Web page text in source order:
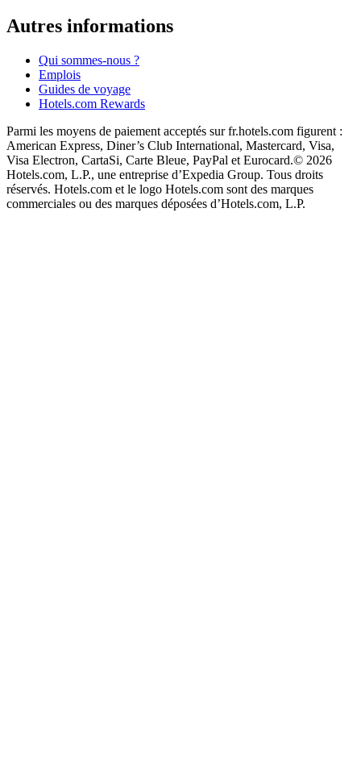
Autres informations
Qui sommes-nous ?
Emplois
Guides de voyage
Hotels.com Rewards
Parmi les moyens de paiement acceptés sur fr.hotels.com figurent :
American Express, Diner’s Club International, Mastercard, Visa,
Visa Electron, CartaSi, Carte Bleue, PayPal et Eurocard.© 2026
Hotels.com, L.P., une entreprise d’Expedia Group. Tous droits
réservés. Hotels.com et le logo Hotels.com sont des marques
commerciales ou des marques déposées d’Hotels.com, L.P.